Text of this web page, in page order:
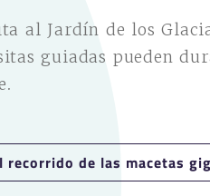
al Jardín de los
guiadas pueden
recorrido de las macetas